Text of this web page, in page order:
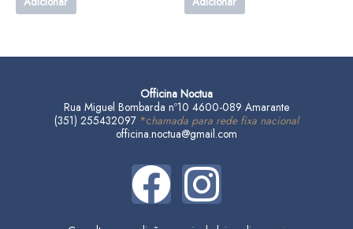
Officina Noctua
Rua Miguel Bombarda nº10 4600-089 Amarante
(351) 255432097 *chamada para rede fixa nacional
officina.noctua@gmail.com
F I